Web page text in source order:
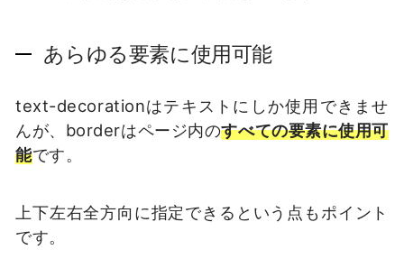
あらゆる要素に使用可能
text-decorationはテキストにしか使用できませ
んが、borderはページ内のすべての要素に使用可
能です。
上下左右全方向に指定できるという点もポイント
です。